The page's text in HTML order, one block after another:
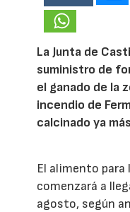
La Junta de
suministro de
el ganado de la
incendio de
calcinado ya
El alimento para
comenzará a
agosto, según